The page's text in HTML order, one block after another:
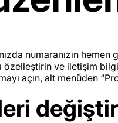
numaranızın
özelleştirin ve iletişim
açın, alt menüden